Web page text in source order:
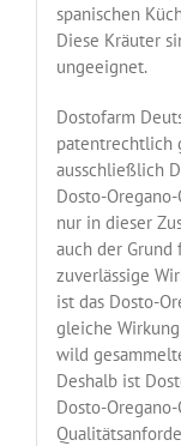
spanischen
Diese Kräuter
ungeeignet.
Dostofarm
patentrechtlich
ausschließlich
Dosto-
nur in dieser
auch der
zuverlässige
ist das Dosto-
gleiche
wild
Deshalb ist
Dosto-